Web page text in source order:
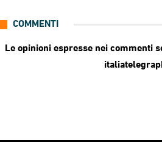
COMMENTI
Le opinioni espresse nei commenti